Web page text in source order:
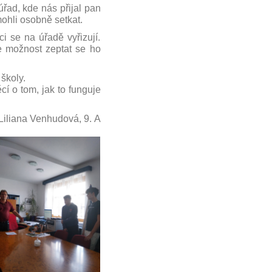
kde nás přijal pan
osobně setkat.
se na úřadě vyřizují.
zeptat se ho
o tom, jak to funguje
Venhudová, 9. A